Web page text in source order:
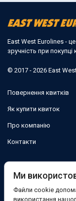
East West Eurolines -
зручність при покупці
© 2017 - 2026 East
Повернення квитків
Як купити квиток
Про компанію
Контакти
Facebook
Ми
Файли cookie
використання